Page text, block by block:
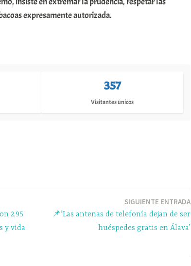
expresamente autorizada.
357
Visitantes únicos
2,95
y vida
SIGUIENTE ENTRADA
📌’Las antenas de telefonía dejan de ser
huéspedes gratis en Álava’